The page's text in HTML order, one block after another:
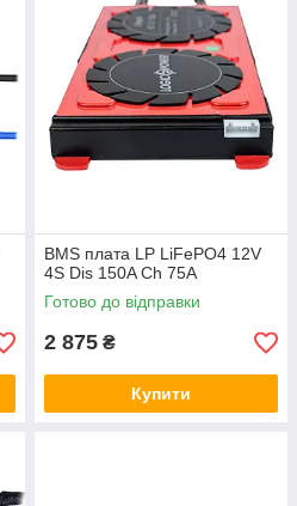
BMS плата LP LiFePO4 12V
4S Dis 150A Ch 75A
Готово до відправки
2 875 ₴
Купити